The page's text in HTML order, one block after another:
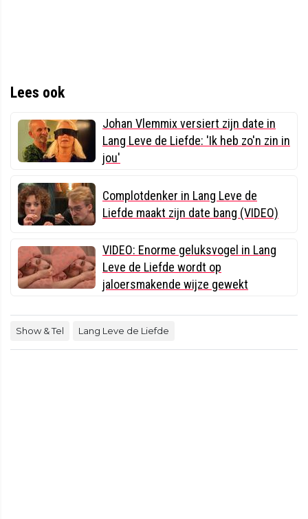
Lees ook
Johan Vlemmix versiert zijn date in
Lang Leve de Liefde: 'Ik heb zo'n zin in
jou'
Complotdenker in Lang Leve de
Liefde maakt zijn date bang (VIDEO)
VIDEO: Enorme geluksvogel in Lang
Leve de Liefde wordt op
jaloersmakende wijze gewekt
Show & Tel Lang Leve de Liefde